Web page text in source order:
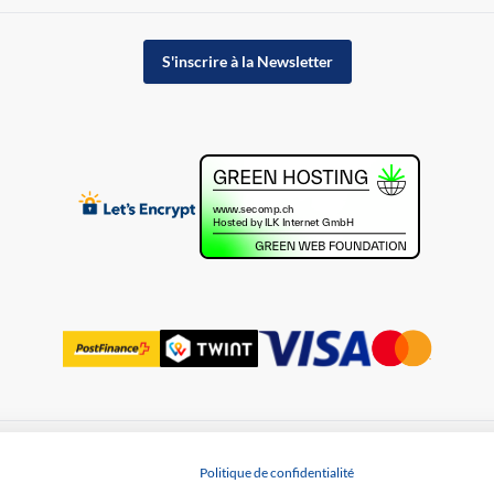
S'inscrire à la Newsletter
Politique de confidentialité